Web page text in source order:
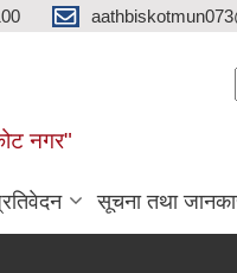
नगर"
सूचना तथा